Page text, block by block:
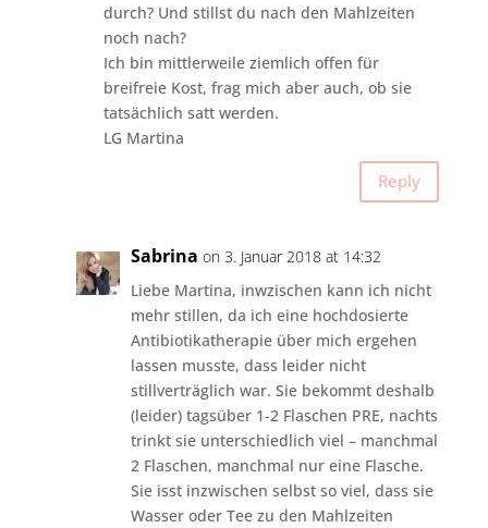
durch? Und stillst du nach den Mahlzeiten
noch nach?
Ich bin mittlerweile ziemlich offen für
breifreie Kost, frag mich aber auch, ob sie
tatsächlich satt werden.
LG Martina
Reply
Sabrina on 3. Januar 2018 at 14:32
Liebe Martina, inwzischen kann ich nicht
mehr stillen, da ich eine hochdosierte
Antibiotikatherapie über mich ergehen
lassen musste, dass leider nicht
stillverträglich war. Sie bekommt deshalb
(leider) tagsüber 1-2 Flaschen PRE, nachts
trinkt sie unterschiedlich viel – manchmal
2 Flaschen, manchmal nur eine Flasche.
Sie isst inzwischen selbst so viel, dass sie
Wasser oder Tee zu den Mahlzeiten